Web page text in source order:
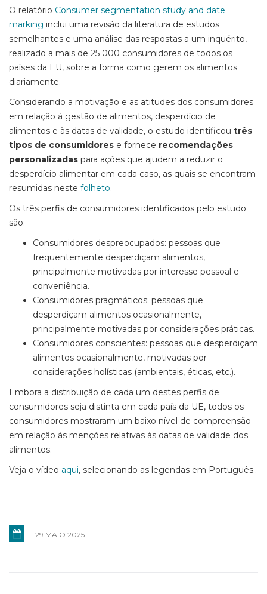
O relatório Consumer segmentation study and date
marking inclui uma revisão da literatura de estudos
semelhantes e uma análise das respostas a um inquérito,
realizado a mais de 25 000 consumidores de todos os
países da EU, sobre a forma como gerem os alimentos
diariamente.
Considerando a motivação e as atitudes dos consumidores
em relação à gestão de alimentos, desperdício de
alimentos e às datas de validade, o estudo identificou três
tipos de consumidores e fornece recomendações
personalizadas para ações que ajudem a reduzir o
desperdício alimentar em cada caso, as quais se encontram
resumidas neste folheto.
Os três perfis de consumidores identificados pelo estudo
são:
Consumidores despreocupados: pessoas que
frequentemente desperdiçam alimentos,
principalmente motivadas por interesse pessoal e
conveniência.
Consumidores pragmáticos: pessoas que
desperdiçam alimentos ocasionalmente,
principalmente motivadas por considerações práticas.
Consumidores conscientes: pessoas que desperdiçam
alimentos ocasionalmente, motivadas por
considerações holísticas (ambientais, éticas, etc.).
Embora a distribuição de cada um destes perfis de
consumidores seja distinta em cada país da UE, todos os
consumidores mostraram um baixo nível de compreensão
em relação às menções relativas às datas de validade dos
alimentos.
Veja o vídeo aqui, selecionando as legendas em Português..
29 MAIO 2025